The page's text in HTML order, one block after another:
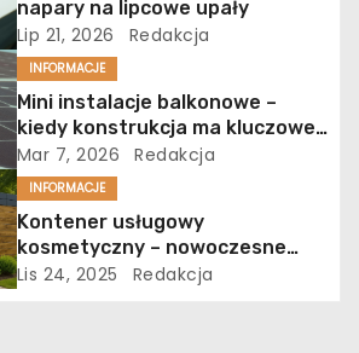
napary na lipcowe upały
Lip 21, 2026 Redakcja
INFORMACJE
Mini instalacje balkonowe –
kiedy konstrukcja ma kluczowe
znaczenie dla bezpieczeństwa?
Mar 7, 2026 Redakcja
INFORMACJE
Kontener usługowy
kosmetyczny – nowoczesne
rozwiązanie dla branży beauty
Lis 24, 2025 Redakcja